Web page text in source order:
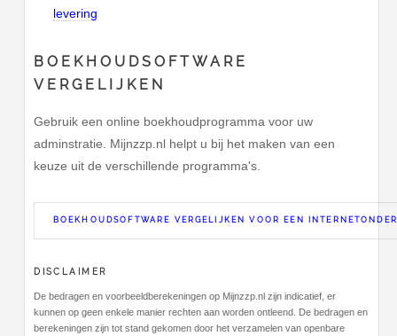
levering
BOEKHOUDSOFTWARE
VERGELIJKEN
Gebruik een online boekhoudprogramma voor uw
adminstratie. Mijnzzp.nl helpt u bij het maken van een
keuze uit de verschillende programma's.
BOEKHOUDSOFTWARE VERGELIJKEN VOOR EEN
DISCLAIMER
De bedragen en voorbeeldberekeningen op Mijnzzp.nl zijn indicatief, er
kunnen op geen enkele manier rechten aan worden ontleend. De bedragen en
berekeningen zijn tot stand gekomen door het verzamelen van openbare